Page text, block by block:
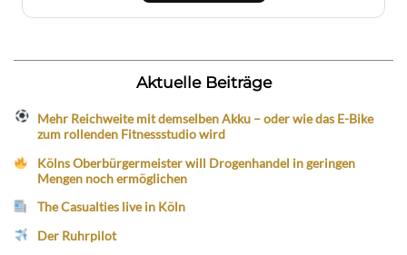
Aktuelle Beiträge
Mehr Reichweite mit demselben Akku – oder wie das E-Bike
zum rollenden Fitnessstudio wird
Kölns Oberbürgermeister will Drogenhandel in geringen
Mengen noch ermöglichen
The Casualties live in Köln
Der Ruhrpilot